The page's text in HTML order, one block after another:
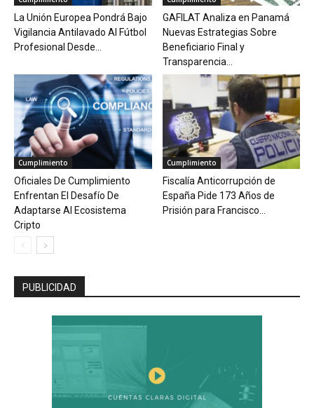
La Unión Europea Pondrá Bajo
Vigilancia Antilavado Al Fútbol
Profesional Desde...
GAFILAT Analiza en Panamá
Nuevas Estrategias Sobre
Beneficiario Final y
Transparencia...
Cumplimiento
Oficiales De Cumplimiento
Enfrentan El Desafío De
Adaptarse Al Ecosistema
Cripto
Cumplimiento
Fiscalía Anticorrupción de
España Pide 173 Años de
Prisión para Francisco...
PUBLICIDAD